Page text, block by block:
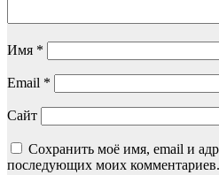
Имя *
Email *
Сайт
Сохранить моё имя, email и
последующих моих комментариев.